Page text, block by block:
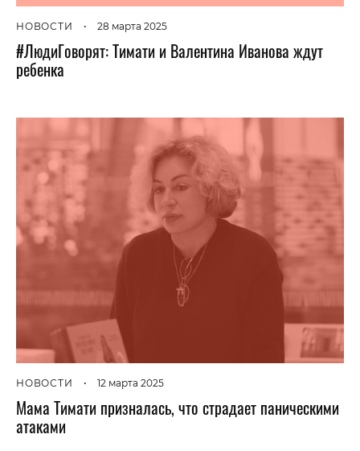
НОВОСТИ • 28 марта 2025
#ЛюдиГоворят: Тимати и Валентина Иванова ждут
ребенка
НОВОСТИ • 12 марта 2025
Мама Тимати призналась, что страдает паническими
атаками